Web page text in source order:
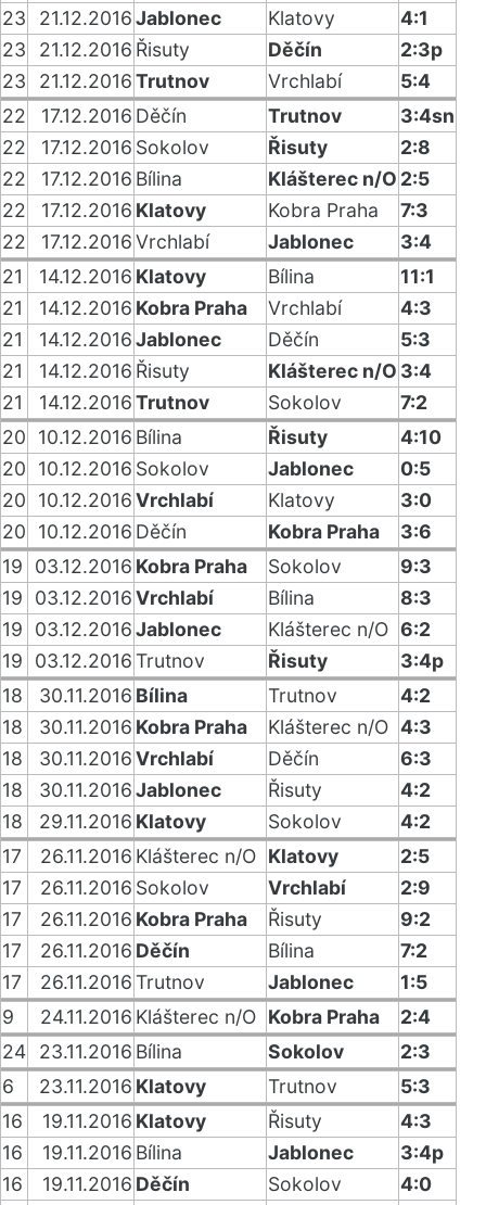
23 21.12.2016Jablonec Klatovy
4:1
23
21.12.2016 Řisuty Děčín
2:3p
23
21.12.2016Trutnov Vrchlabí
5:4
22
17.12.2016 Děčín Trutnov
3:4sn
22
17.12.2016 Sokolov Řisuty
2:8
22
17.12.2016 Bílina Klášterec n/O 2:5
22
17.12.2016 Klatovy Kobra Praha
7:3
22
17.12.2016Vrchlabí Jablonec
3:4
21
14.12.2016 Klatovy Bílina
11:1
21
14.12.2016 Kobra Praha Vrchlabí
4:3
21
14.12.2016Jablonec Děčín
5:3
21
14.12.2016 Řisuty Klášterec n/O 3:4
21
14.12.2016Trutnov Sokolov
7:2
20
10.12.2016 Bílina Řisuty
4:10
20
10.12.2016 Sokolov Jablonec
0:5
20
10.12.2016Vrchlabí Klatovy
3:0
20
10.12.2016 Děčín Kobra Praha
3:6
19
03.12.2016 Kobra Praha Sokolov
9:3
19
03.12.2016Vrchlabí Bílina
8:3
19
03.12.2016Jablonec Klášterec n/O 6:2
19
03.12.2016Trutnov Řisuty
3:4p
18
30.11.2016 Bílina Trutnov
4:2
18
30.11.2016 Kobra Praha Klášterec n/O 4:3
18
30.11.2016Vrchlabí Děčín
6:3
18
30.11.2016Jablonec Řisuty
4:2
18
29.11.2016 Klatovy Sokolov
4:2
17
26.11.2016 Klášterec n/O Klatovy
2:5
17
26.11.2016 Sokolov Vrchlabí
2:9
17
26.11.2016 Kobra Praha Řisuty
9:2
17
26.11.2016 Děčín Bílina
7:2
17
26.11.2016Trutnov Jablonec
1:5
9
24.11.2016 Klášterec n/O Kobra Praha
2:4
24
23.11.2016 Bílina Sokolov
2:3
6
23.11.2016 Klatovy Trutnov
5:3
16
19.11.2016 Klatovy Řisuty
4:3
16
19.11.2016 Bílina Jablonec
3:4p
16
19.11.2016 Děčín Sokolov
4:0